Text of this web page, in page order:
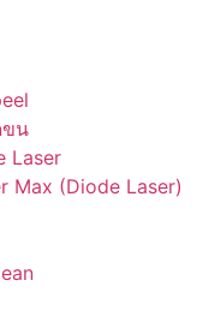
ขน
Laser
Max (Diode Laser)